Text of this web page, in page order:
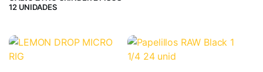
12 UNIDADES